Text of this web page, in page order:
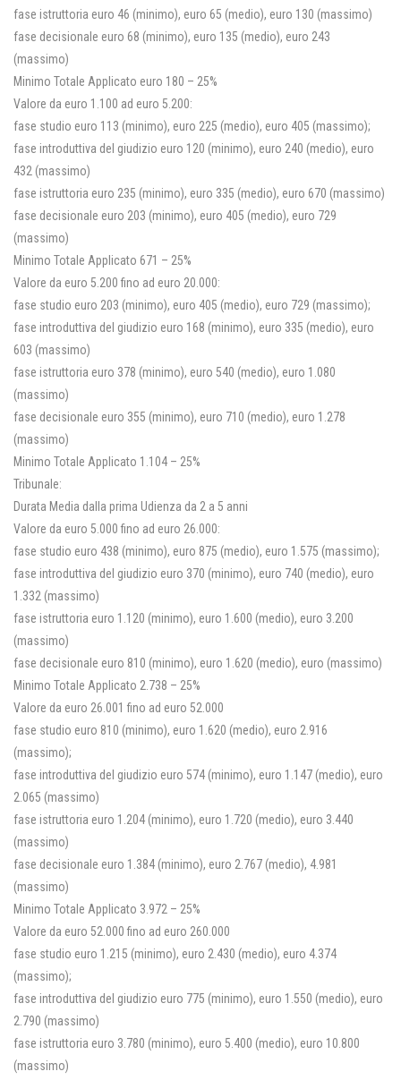
fase istruttoria euro 46 (minimo), euro 65 (medio), euro 130 (massimo)
fase decisionale euro 68 (minimo), euro 135 (medio), euro 243
(massimo)
Minimo Totale Applicato euro 180 – 25%
Valore da euro 1.100 ad euro 5.200:
fase studio euro 113 (minimo), euro 225 (medio), euro 405 (massimo);
fase introduttiva del giudizio euro 120 (minimo), euro 240 (medio), euro
432 (massimo)
fase istruttoria euro 235 (minimo), euro 335 (medio), euro 670 (massimo)
fase decisionale euro 203 (minimo), euro 405 (medio), euro 729
(massimo)
Minimo Totale Applicato 671 – 25%
Valore da euro 5.200 fino ad euro 20.000:
fase studio euro 203 (minimo), euro 405 (medio), euro 729 (massimo);
fase introduttiva del giudizio euro 168 (minimo), euro 335 (medio), euro
603 (massimo)
fase istruttoria euro 378 (minimo), euro 540 (medio), euro 1.080
(massimo)
fase decisionale euro 355 (minimo), euro 710 (medio), euro 1.278
(massimo)
Minimo Totale Applicato 1.104 – 25%
Tribunale:
Durata Media dalla prima Udienza da 2 a 5 anni
Valore da euro 5.000 fino ad euro 26.000:
fase studio euro 438 (minimo), euro 875 (medio), euro 1.575 (massimo);
fase introduttiva del giudizio euro 370 (minimo), euro 740 (medio), euro
1.332 (massimo)
fase istruttoria euro 1.120 (minimo), euro 1.600 (medio), euro 3.200
(massimo)
fase decisionale euro 810 (minimo), euro 1.620 (medio), euro (massimo)
Minimo Totale Applicato 2.738 – 25%
Valore da euro 26.001 fino ad euro 52.000
fase studio euro 810 (minimo), euro 1.620 (medio), euro 2.916
(massimo);
fase introduttiva del giudizio euro 574 (minimo), euro 1.147 (medio), euro
2.065 (massimo)
fase istruttoria euro 1.204 (minimo), euro 1.720 (medio), euro 3.440
(massimo)
fase decisionale euro 1.384 (minimo), euro 2.767 (medio), 4.981
(massimo)
Minimo Totale Applicato 3.972 – 25%
Valore da euro 52.000 fino ad euro 260.000
fase studio euro 1.215 (minimo), euro 2.430 (medio), euro 4.374
(massimo);
fase introduttiva del giudizio euro 775 (minimo), euro 1.550 (medio), euro
2.790 (massimo)
fase istruttoria euro 3.780 (minimo), euro 5.400 (medio), euro 10.800
(massimo)